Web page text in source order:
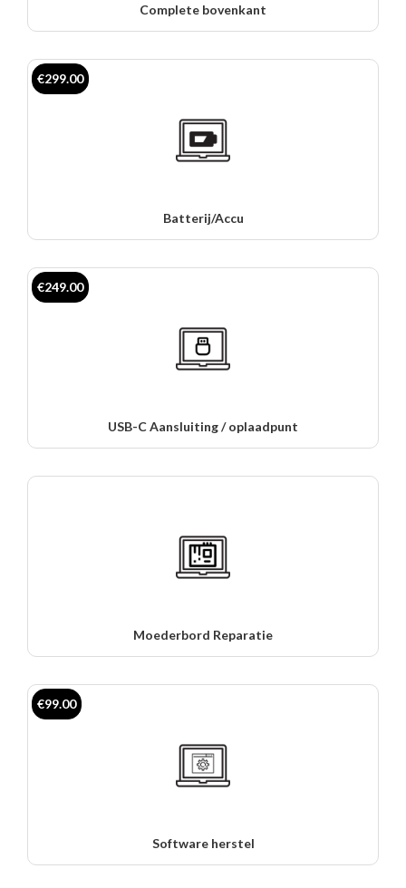
Complete bovenkant
Batterij/Accu
€299.00
USB-C Aansluiting / oplaadpunt
€249.00
Moederbord Reparatie
Software herstel
€99.00